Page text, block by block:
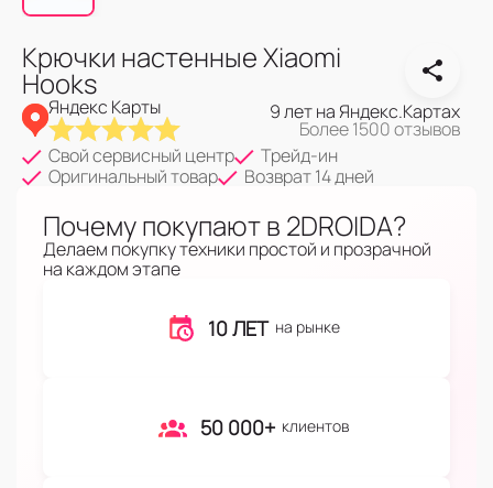
Крючки настенные Xiaomi
Hooks
Яндекс Карты 9 лет на Яндекс.Картах
Более 1500 отзывов
Свой сервисный центр
Трейд-ин
Оригинальный товар
Возврат 14 дней
Почему покупают в 2DROIDA?
Делаем покупку техники простой и прозрачной
на каждом этапе
10 ЛЕТ на рынке
50 000+ клиентов